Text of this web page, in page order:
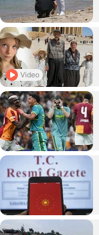
Video